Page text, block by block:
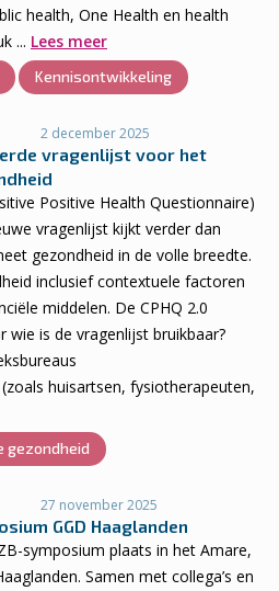
health, One Health en health
... Lees meer
Kennisontwikkeling
2 december 2025
vragenlijst voor het
Positive Health Questionnaire)
vragenlijst kijkt verder dan
gezondheid in de volle breedte.
inclusief contextuele factoren
middelen. De CPHQ 2.0
is de vragenlijst bruikbaar?
huisartsen, fysiotherapeuten,
gezondheid
27 november 2025
GGD Haaglanden
symposium plaats in het Amare,
Samen met collega’s en